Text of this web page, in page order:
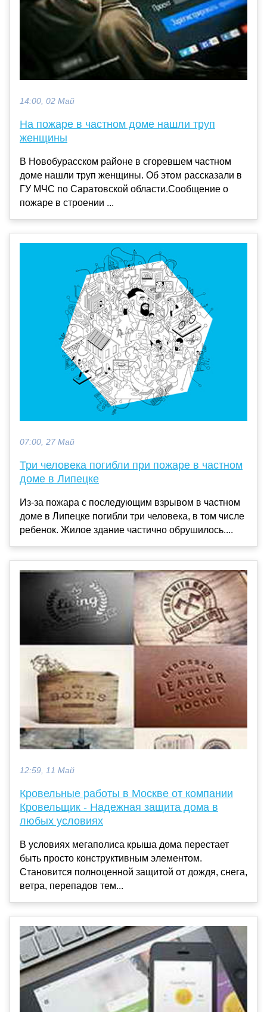
14:00, 02 Май
На пожаре в частном доме нашли труп
женщины
В Новобурасском районе в сгоревшем частном
доме нашли труп женщины. Об этом рассказали в
ГУ МЧС по Саратовской области.Сообщение о
пожаре в строении ...
07:00, 27 Май
Три человека погибли при пожаре в частном
доме в Липецке
Из-за пожара с последующим взрывом в частном
доме в Липецке погибли три человека, в том числе
ребенок. Жилое здание частично обрушилось....
12:59, 11 Май
Кровельные работы в Москве от компании
Кровельщик - Надежная защита дома в
любых условиях
В условиях мегаполиса крыша дома перестает
быть просто конструктивным элементом.
Становится полноценной защитой от дождя, снега,
ветра, перепадов тем...